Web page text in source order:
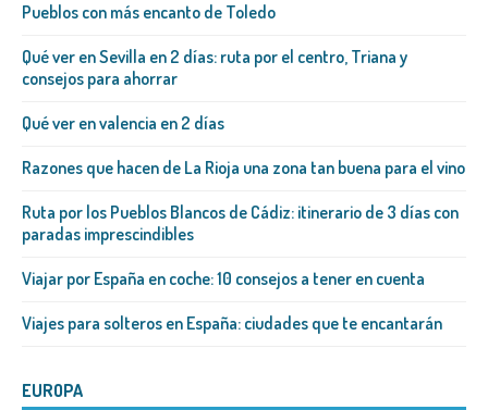
Pueblos con más encanto de Toledo
Qué ver en Sevilla en 2 días: ruta por el centro, Triana y
consejos para ahorrar
Qué ver en valencia en 2 días
Razones que hacen de La Rioja una zona tan buena para el vino
Ruta por los Pueblos Blancos de Cádiz: itinerario de 3 días con
paradas imprescindibles
Viajar por España en coche: 10 consejos a tener en cuenta
Viajes para solteros en España: ciudades que te encantarán
EUROPA